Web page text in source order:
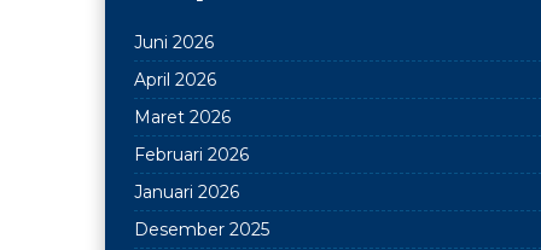
Juni 2026
April 2026
Maret 2026
Februari 2026
Januari 2026
Desember 2025